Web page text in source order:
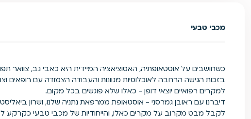
מכבי טבעי
כשחושבים על אוסטאופתיה, האסוציאציה המיידית היא כאבי גב, צוואר
בזכות הגישה הרחבה לאוכלוסיות מגוונות והעבודה הצמודה עם רופאים
למקרים רפואיים יוצאי דופן - כאלו שלא פוגשים בכל מקום.
דיברנו עם ראובן גמרסני - אוסטאופת ממרפאת נתניה שלנו, ושרון
לקבל מבט מקרוב על מקרים כאלו, והייחודיות של מכבי טבעי כקרקע